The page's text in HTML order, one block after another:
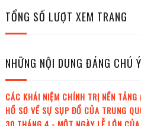
TỔNG SỐ LƯỢT XEM TRANG
NHỮNG NỘI DUNG ĐÁNG CHÚ Ý
CÁC KHÁI NIỆM CHÍNH TRỊ NỀN TẢNG
HỒ SƠ VỀ SỰ SỤP ĐỔ CỦA TRUNG